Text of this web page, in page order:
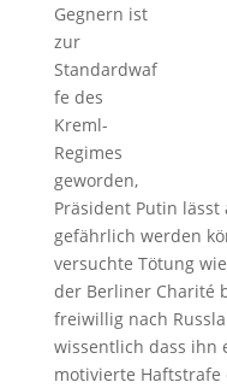
Gegnern ist
zur
Standardwaf
fe des
Kreml-
Regimes
geworden,
Präsident Putin
gefährlich werden
versuchte Tötung
der Berliner Charité
freiwillig nach
wissentlich dass ihn
motivierte Haftstrafe